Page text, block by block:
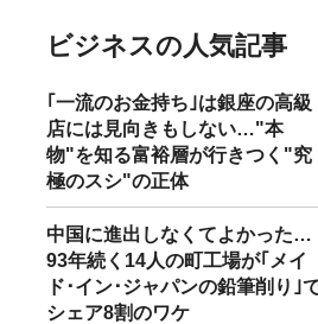
ビジネスの人気記事
｢一流のお金持ち｣は銀座の高級
店には見向きもしない…"本
物"を知る富裕層が行きつく"究
極のスシ"の正体
中国に進出しなくてよかった…
93年続く14人の町工場が｢メイ
ド･イン･ジャパンの鉛筆削り｣
シェア8割のワケ